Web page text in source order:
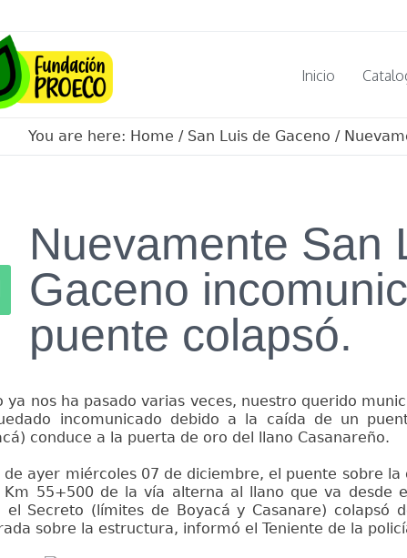
Inicio
You are here: Home / San Luis de Gaceno /
Nuevamente San
Gaceno
puente colapsó.
ya nos ha pasado varias veces, nuestro querido
incomunicado debido a la caída de un
conduce a la puerta de oro del llano Casanareño.
de ayer miércoles 07 de diciembre, el puente sobre la
Km 55+500 de la vía alterna al llano que va desde
el Secreto (límites de Boyacá y Casanare) colapsó
sobre la estructura, informó el Teniente de la